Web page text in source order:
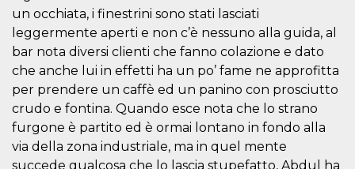
un occhiata, i finestrini sono stati lasciati
leggermente aperti e non c’è nessuno alla guida, al
bar nota diversi clienti che fanno colazione e dato
che anche lui in effetti ha un po’ fame ne approfitta
per prendere un caffè ed un panino con prosciutto
crudo e fontina. Quando esce nota che lo strano
furgone è partito ed è ormai lontano in fondo alla
via della zona industriale, ma in quel mente
succede qualcosa che lo lascia stupefatto, Abdul ha
of payment
processing
services,
facilitating
caching of
content on
to make
pages load
faster.
CookieScriptConsent
CookieScript
4 weeks 2
This cookie